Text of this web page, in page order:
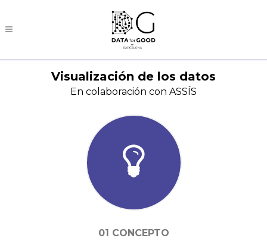
Visualización de los datos
En colaboración con ASSÍS
01 CONCEPTO